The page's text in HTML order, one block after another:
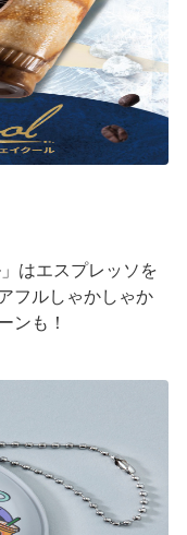
はエスプレッソを
フルしゃかしゃか
ンも！